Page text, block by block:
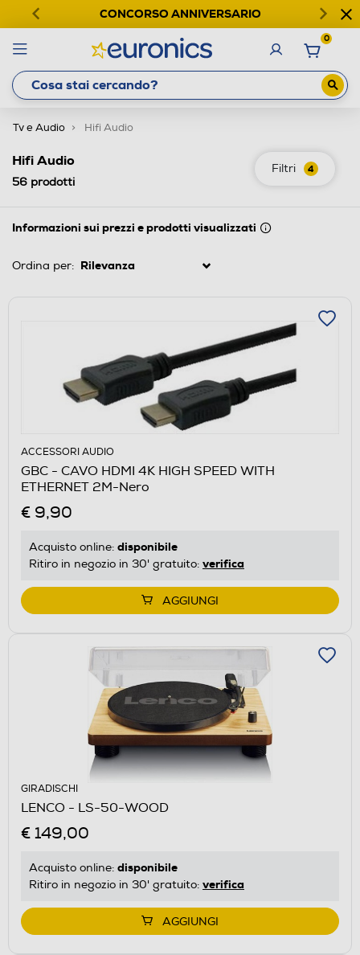
CONCORSO ANNIVERSARIO
0
Tv e Audio Hifi Audio
Filtri 4
Hifi Audio
56 prodotti
Informazioni sui prezzi e prodotti visualizzati
Ordina per:
ACCESSORI AUDIO
GBC - CAVO HDMI 4K HIGH SPEED WITH
ETHERNET 2M-Nero
€ 9,90
Acquisto online: disponibile
Ritiro in negozio in 30' gratuito: verifica
AGGIUNGI
GIRADISCHI
LENCO - LS-50-WOOD
€ 149,00
Acquisto online: disponibile
Ritiro in negozio in 30' gratuito: verifica
AGGIUNGI